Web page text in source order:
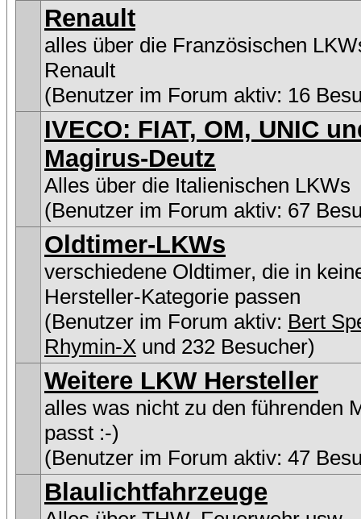
Renault
alles über die Französischen
Renault
(Benutzer im Forum aktiv: 16
IVECO: FIAT, OM, UNIC
Magirus-Deutz
Alles über die Italienischen LKWs
(Benutzer im Forum aktiv: 67
Oldtimer-LKWs
verschiedene Oldtimer, die in
Hersteller-Kategorie passen
(Benutzer im Forum aktiv: Bert
Rhymin-X und 232 Besucher)
Weitere LKW Hersteller
alles was nicht zu den führenden
passt :-)
(Benutzer im Forum aktiv: 47
Blaulichtfahrzeuge